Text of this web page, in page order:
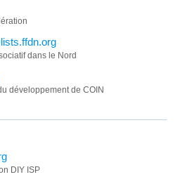
dans le Nord
développement de COIN
DIY ISP